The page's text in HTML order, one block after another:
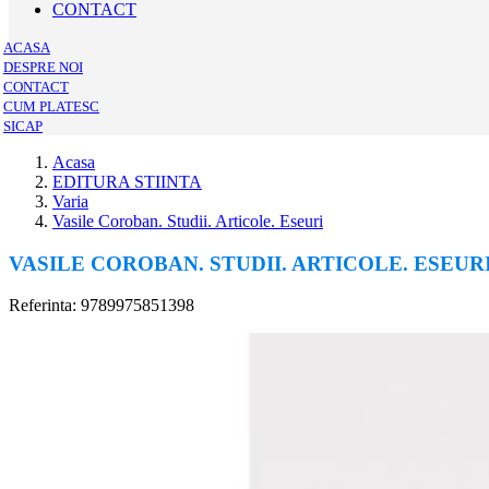
CONTACT
ACASA
DESPRE NOI
CONTACT
CUM PLATESC
SICAP
Acasa
EDITURA STIINTA
Varia
Vasile Coroban. Studii. Articole. Eseuri
VASILE COROBAN. STUDII. ARTICOLE.
Referinta: 9789975851398